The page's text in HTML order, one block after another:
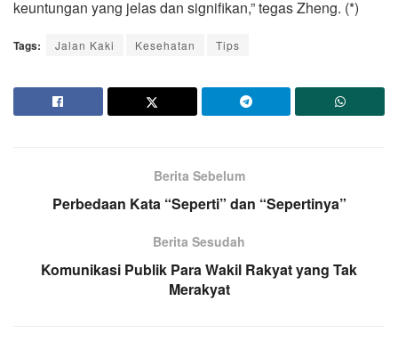
keuntungan yang jelas dan signifikan,” tegas Zheng. (*)
Tags: Jalan Kaki Kesehatan Tips
Berita Sebelum
Perbedaan Kata “Seperti” dan “Sepertinya”
Berita Sesudah
Komunikasi Publik Para Wakil Rakyat yang Tak
Merakyat